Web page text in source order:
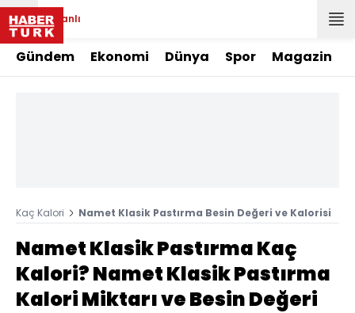
Canlı
Gündem Ekonomi Dünya Spor Magazin
Kaç Kalori Namet Klasik Pastırma Besin Değeri ve Kalorisi
Namet Klasik Pastırma Kaç
Kalori? Namet Klasik Pastırma
Kalori Miktarı ve Besin Değeri